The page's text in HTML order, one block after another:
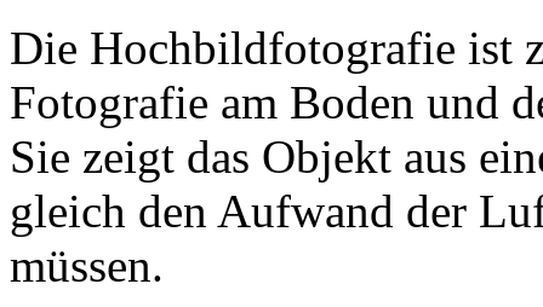
Die Hochbildfotografie ist
Fotografie am Boden und
Sie zeigt das Objekt aus
gleich den Aufwand der
müssen.